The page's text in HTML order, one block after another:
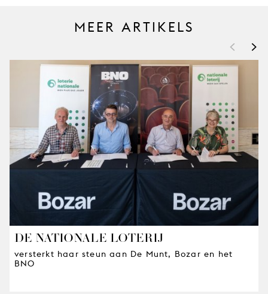
MEER ARTIKELS
< >
DE NATIONALE LOTERIJ
versterkt haar steun aan De Munt, Bozar en het
BNO